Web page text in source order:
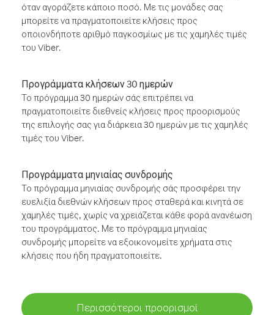
όταν αγοράζετε κάποιο ποσό. Με τις μονάδες σας
μπορείτε να πραγματοποιείτε κλήσεις προς
οποιονδήποτε αριθμό παγκοσμίως με τις χαμηλές τιμές
του Viber.
Προγράμματα κλήσεων 30 ημερών
Το πρόγραμμα 30 ημερών σάς επιτρέπει να
πραγματοποιείτε διεθνείς κλήσεις προς προορισμούς
της επιλογής σας για διάρκεια 30 ημερών με τις χαμηλές
τιμές του Viber.
Προγράμματα μηνιαίας συνδρομής
Το πρόγραμμα μηνιαίας συνδρομής σάς προσφέρει την
ευελιξία διεθνών κλήσεων προς σταθερά και κινητά σε
χαμηλές τιμές, χωρίς να χρειάζεται κάθε φορά ανανέωση
του προγράμματος. Με το πρόγραμμα μηνιαίας
συνδρομής μπορείτε να εξοικονομείτε χρήματα στις
κλήσεις που ήδη πραγματοποιείτε.
Περισσότεροι προορισμοί